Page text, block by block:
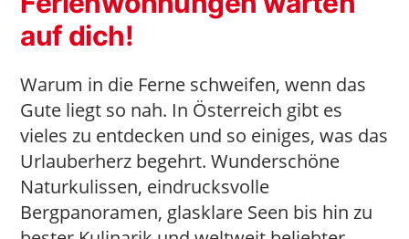
auf dich!
Warum in die Ferne schweifen, wenn das
Gute liegt so nah. In Österreich gibt es
vieles zu entdecken und so einiges, was das
Urlauberherz begehrt. Wunderschöne
Naturkulissen, eindrucksvolle
Bergpanoramen, glasklare Seen bis hin zu